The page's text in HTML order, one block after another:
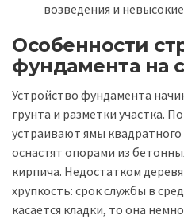
возведения и
Особенности
фундамента на
Устройство фундамента
грунта и разметки участка.
устраивают ямы
оснастят опорами из
кирпича. Недостатком
хрупкость: срок службы в
касается кладки, то она